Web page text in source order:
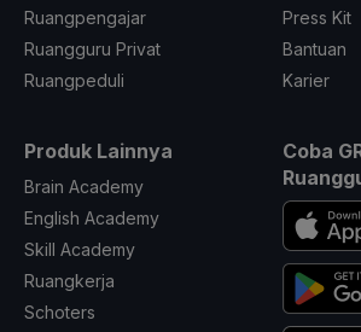
Ruangpengajar
Ruangguru Privat
Ruangpeduli
Press Kit
Bantuan
Karier
Produk Lainnya
Brain Academy
English Academy
Skill Academy
Ruangkerja
Schoters
Coba